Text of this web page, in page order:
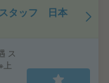
スタッフ 日本
ス
上